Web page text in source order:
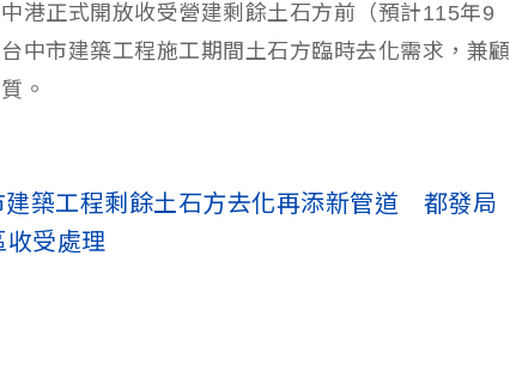
港正式開放收受營建剩餘土石方前（預計115年9
中市建築工程施工期間土石方臨時去化需求，兼顧
。
建築工程剩餘土石方去化再添新管道 都發局
收受處理